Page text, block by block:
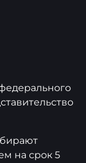
на срок 5